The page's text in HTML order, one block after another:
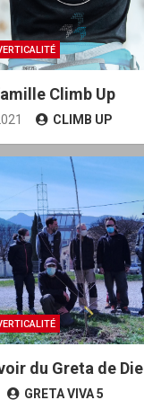
Climb Up
CLIMB UP
du Greta de Die
GRETA VIVA 5